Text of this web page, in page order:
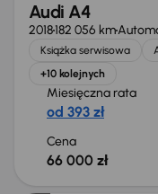
Audi A4
2018182 056 km
Książka serwisowa
+10 kolejnych
Miesięczna rata
od 393 zł
Cena
66 000 zł